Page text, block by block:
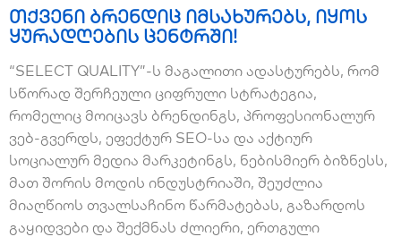
თქვენი ბრენდიც იმსახურებს, იყოს
ყურადღების ცენტრში!
“SELECT QUALITY”-ს მაგალითი ადასტურებს, რომ
სწორად შერჩეული ციფრული სტრატეგია,
რომელიც მოიცავს ბრენდინგს, პროფესიონალურ
ვებ-გვერდს, ეფექტურ SEO-სა და აქტიურ
სოციალურ მედია მარკეტინგს, ნებისმიერ ბიზნესს,
მათ შორის მოდის ინდუსტრიაში, შეუძლია
მიაღწიოს თვალსაჩინო წარმატებას, გაზარდოს
გაყიდვები და შექმნას ძლიერი, ერთგული